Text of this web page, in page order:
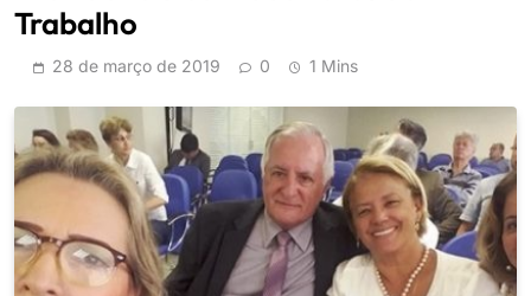
Trabalho
28 de março de 2019 0 1 Mins